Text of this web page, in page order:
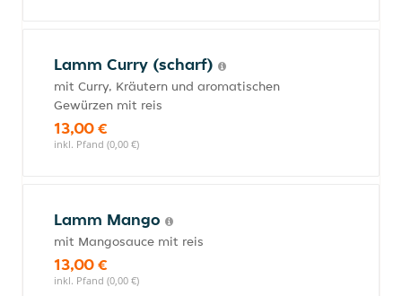
Lamm Curry (scharf)
mit Curry, Kräutern und aromatischen
Gewürzen mit reis
13,00 €
inkl. Pfand (0,00 €)
Lamm Mango
mit Mangosauce mit reis
13,00 €
inkl. Pfand (0,00 €)